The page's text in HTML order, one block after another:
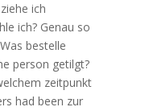
ich
ich? Genau so
bestelle
person getilgt?
zeitpunkt
had been zur